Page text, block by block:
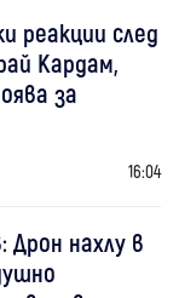
реакции след
Кардам,
за
16:04
нахлу в